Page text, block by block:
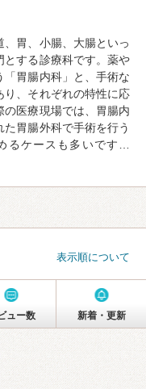
胃、小腸、大腸といっ
とする診療科です。薬や
胃腸内科」と、手術な
り、それぞれの特性に応
の医療現場では、胃腸内
胃腸外科で手術を行う
るケースも多いです…
表示順について
ュー数 新着・更新